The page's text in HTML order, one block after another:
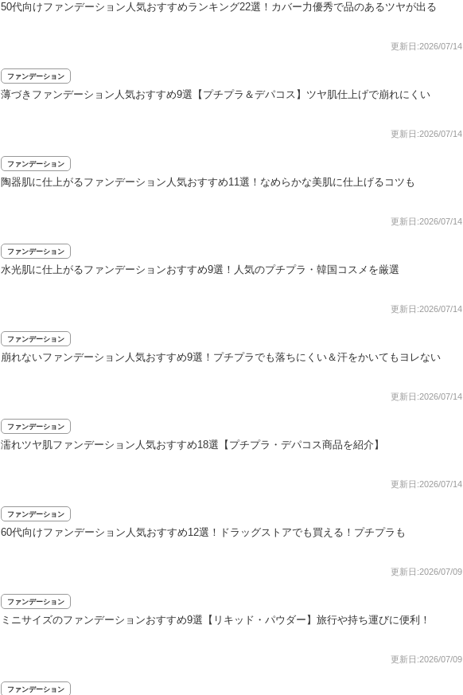
50代向けファンデーション人気おすすめランキング22選！カバー力優秀で品のあるツヤが出る
更新日:2026/07/14
ファンデーション
薄づきファンデーション人気おすすめ9選【プチプラ＆デパコス】ツヤ肌仕上げで崩れにくい
更新日:2026/07/14
ファンデーション
陶器肌に仕上がるファンデーション人気おすすめ11選！なめらかな美肌に仕上げるコツも
更新日:2026/07/14
ファンデーション
水光肌に仕上がるファンデーションおすすめ9選！人気のプチプラ・韓国コスメを厳選
更新日:2026/07/14
ファンデーション
崩れないファンデーション人気おすすめ9選！プチプラでも落ちにくい＆汗をかいてもヨレない
更新日:2026/07/14
ファンデーション
濡れツヤ肌ファンデーション人気おすすめ18選【プチプラ・デパコス商品を紹介】
更新日:2026/07/14
ファンデーション
60代向けファンデーション人気おすすめ12選！ドラッグストアでも買える！プチプラも
更新日:2026/07/09
ファンデーション
ミニサイズのファンデーションおすすめ9選【リキッド・パウダー】旅行や持ち運びに便利！
更新日:2026/07/09
ファンデーション